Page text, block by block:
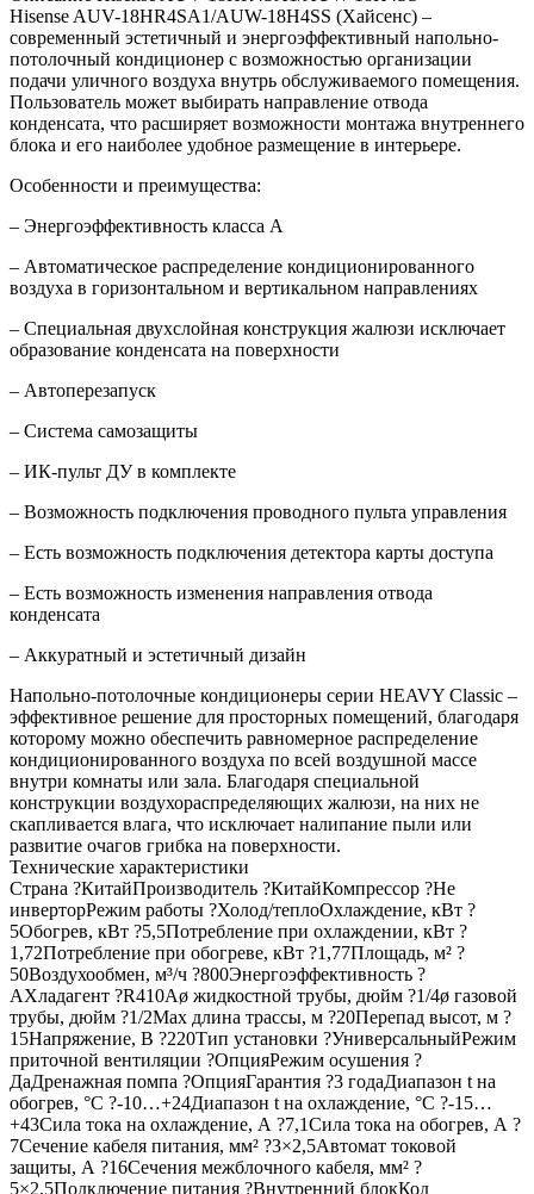
Hisense AUV-18HR4SA1/AUW-18H4SS (Хайсенс) –
современный эстетичный и энергоэффективный напольно-
потолочный кондиционер с возможностью организации
подачи уличного воздуха внутрь обслуживаемого помещения.
Пользователь может выбирать направление отвода
конденсата, что расширяет возможности монтажа внутреннего
блока и его наиболее удобное размещение в интерьере.
Особенности и преимущества:
– Энергоэффективность класса А
– Автоматическое распределение кондиционированного
воздуха в горизонтальном и вертикальном направлениях
– Специальная двухслойная конструкция жалюзи исключает
образование конденсата на поверхности
– Автоперезапуск
– Система самозащиты
– ИК-пульт ДУ в комплекте
– Возможность подключения проводного пульта управления
– Есть возможность подключения детектора карты доступа
– Есть возможность изменения направления отвода
конденсата
– Аккуратный и эстетичный дизайн
Напольно-потолочные кондиционеры серии HEAVY Classic –
эффективное решение для просторных помещений, благодаря
которому можно обеспечить равномерное распределение
кондиционированного воздуха по всей воздушной массе
внутри комнаты или зала. Благодаря специальной
конструкции воздухораспределяющих жалюзи, на них не
скапливается влага, что исключает налипание пыли или
развитие очагов грибка на поверхности.
Технические характеристики
Страна ?КитайПроизводитель ?КитайКомпрессор ?Не
инверторРежим работы ?Холод/теплоОхлаждение, кВт ?
5Обогрев, кВт ?5,5Потребление при охлаждении, кВт ?
1,72Потребление при обогреве, кВт ?1,77Площадь, м² ?
50Воздухообмен, м³/ч ?800Энергоэффективность ?
AХладагент ?R410Aø жидкостной трубы, дюйм ?1/4ø газовой
трубы, дюйм ?1/2Max длина трассы, м ?20Перепад высот, м ?
15Напряжение, В ?220Тип установки ?УниверсальныйРежим
приточной вентиляции ?ОпцияРежим осушения ?
ДаДренажная помпа ?ОпцияГарантия ?3 годаДиапазон t на
обогрев, °С ?-10…+24Диапазон t на охлаждение, °С ?-15…
+43Сила тока на охлаждение, А ?7,1Сила тока на обогрев, А ?
7Сечение кабеля питания, мм² ?3×2,5Автомат токовой
защиты, А ?16Сечения межблочного кабеля, мм² ?
5×2,5Подключение питания ?Внутренний блокКод